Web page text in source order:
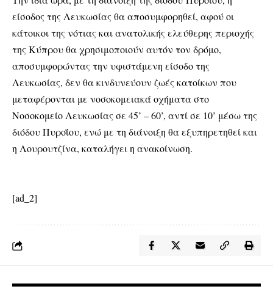
είσοδος της Λευκωσίας θα αποσυμφορηθεί, αφού οι
κάτοικοι της νότιας και ανατολικής ελεύθερης περιοχής
της Κύπρου θα χρησιμοποιούν αυτόν τον δρόμο,
αποσυμφορώντας την υφιστάμενη είσοδο της
Λευκωσίας, δεν θα κινδυνεύουν ζωές κατοίκων που
μεταφέρονται με νοσοκομειακά οχήματα στο
Νοσοκομείο Λευκωσίας σε 45’ – 60’, αντί σε 10’ μέσω της
διόδου Πυροΐου, ενώ με τη διάνοιξη θα εξυπηρετηθεί και
η Λουρουτζίνα, καταλήγει η ανακοίνωση.
[ad_2]